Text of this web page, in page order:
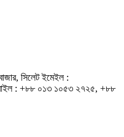
সিলেট ইমেইল :
: +৮৮ ০১৩ ১০৫৩ ২৭২৫, +৮৮